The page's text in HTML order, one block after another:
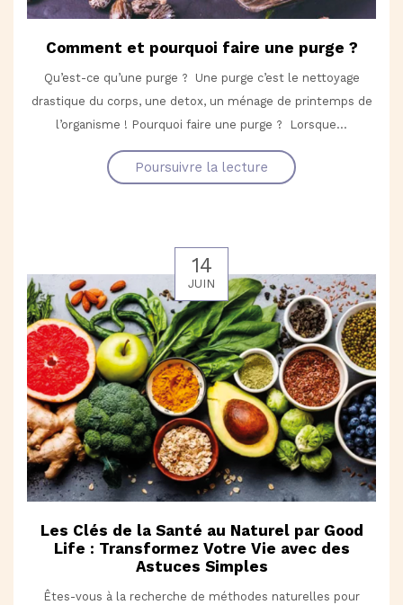
Comment et pourquoi faire une purge ?
Qu’est-ce qu’une purge ? Une purge c’est le nettoyage
drastique du corps, une detox, un ménage de printemps de
l’organisme ! Pourquoi faire une purge ? Lorsque...
Poursuivre la lecture
14
JUIN
Les Clés de la Santé au Naturel par Good
Life : Transformez Votre Vie avec des
Astuces Simples
Êtes-vous à la recherche de méthodes naturelles pour